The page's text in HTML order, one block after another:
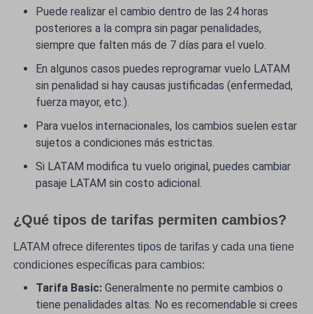
Puede realizar el cambio dentro de las 24 horas
posteriores a la compra sin pagar penalidades,
siempre que falten más de 7 días para el vuelo.
En algunos casos puedes reprogramar vuelo LATAM
sin penalidad si hay causas justificadas (enfermedad,
fuerza mayor, etc.).
Para vuelos internacionales, los cambios suelen estar
sujetos a condiciones más estrictas.
Si LATAM modifica tu vuelo original, puedes cambiar
pasaje LATAM sin costo adicional.
¿Qué tipos de tarifas permiten cambios?
LATAM ofrece diferentes tipos de tarifas y cada una tiene
condiciones específicas para cambios:
Tarifa Basic: Generalmente no permite cambios o
tiene penalidades altas. No es recomendable si crees